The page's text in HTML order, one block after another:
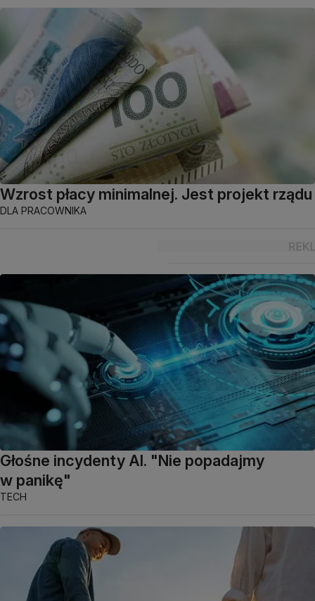
Wzrost płacy minimalnej. Jest projekt rządu
DLA PRACOWNIKA
Głośne incydenty AI. "Nie popadajmy
w panikę"
TECH